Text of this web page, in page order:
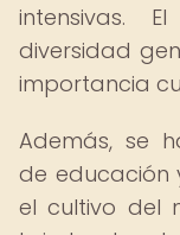
intensivas.
diversidad
importancia
Además, se
de
el cultivo del